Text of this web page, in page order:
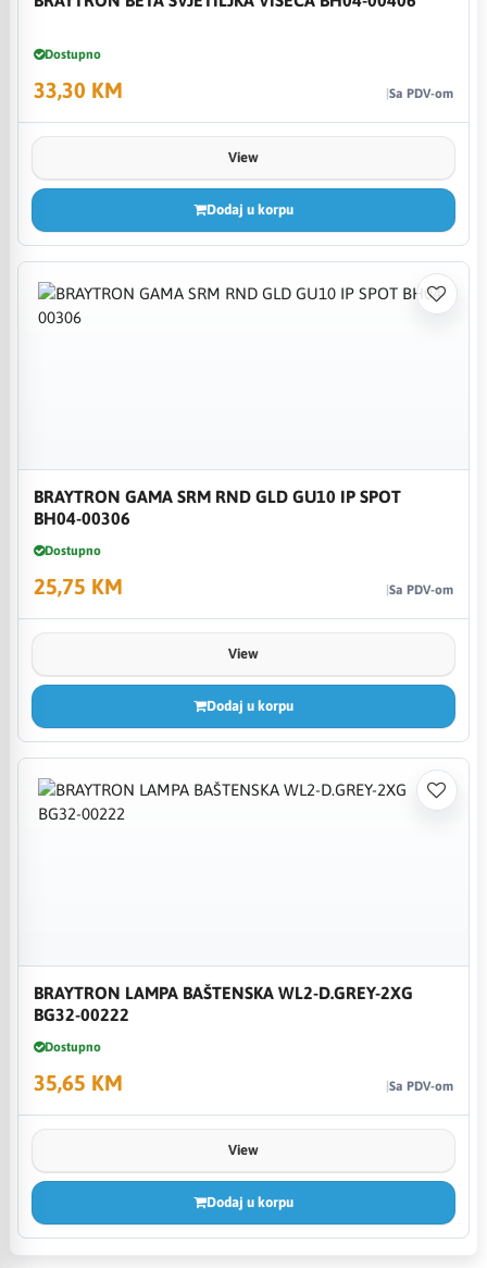
Dostupno
33,30 KM Sa PDV-om
View
Dodaj u korpu
BRAYTRON GAMA SRM RND GLD GU10 IP SPOT
BH04-00306
Dostupno
25,75 KM Sa PDV-om
View
Dodaj u korpu
BRAYTRON LAMPA BAŠTENSKA WL2-D.GREY-2XG
BG32-00222
Dostupno
35,65 KM Sa PDV-om
View
Dodaj u korpu